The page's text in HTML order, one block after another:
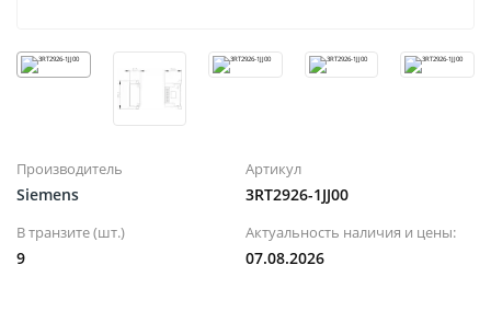
Производитель
Siemens
Артикул
3RT2926-1JJ00
В транзите (шт.)
9
Актуальность наличия и цены:
07.08.2026